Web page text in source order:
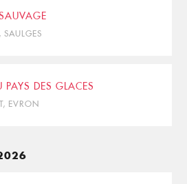
SAULGES
PAYS DES GLACES
EVRON